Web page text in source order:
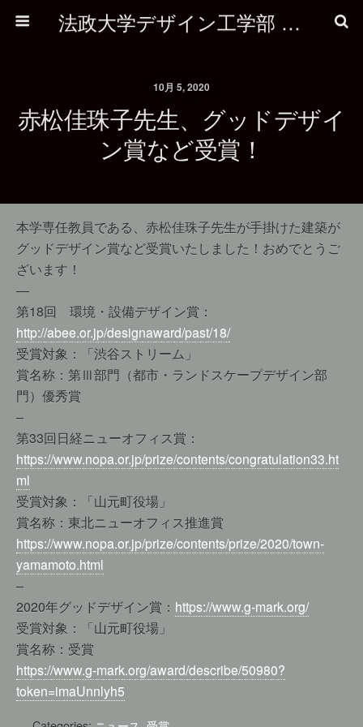
法政大学デザイン工学部 建築学科
10月 5, 2020
赤松佳珠子先生、グッドデザイ
ン賞など受賞！
本学専任教員である、赤松佳珠子先生が手掛けた建築が
グッドデザイン賞など受賞いたしました！おめでとうご
ざいます！
—
第18回 環境・設備デザイン賞：
http://abee.or.jp/designaward/past/18/
受賞対象：「渋谷ストリーム」
賞名称：第Ⅲ部門（都市・ランドスケープデザイン部
門）優秀賞
–
第33回日経ニューオフィス賞：
https://www.nopa.or.jp/prize/contents/congratulation33.ht
ml
受賞対象：「山元町役場」
賞名称：東北ニューオフィス推進賞
https://www.nopa.or.jp/prize/contents/prize/2020/town-
yamamoto.html
–
2020年グッドデザイン賞： https://www.g-mark.org/
受賞対象：「山元町役場」
賞名称：受賞
https://www.g-mark.org/award/describe/50980?
token=imaUnnlyh5